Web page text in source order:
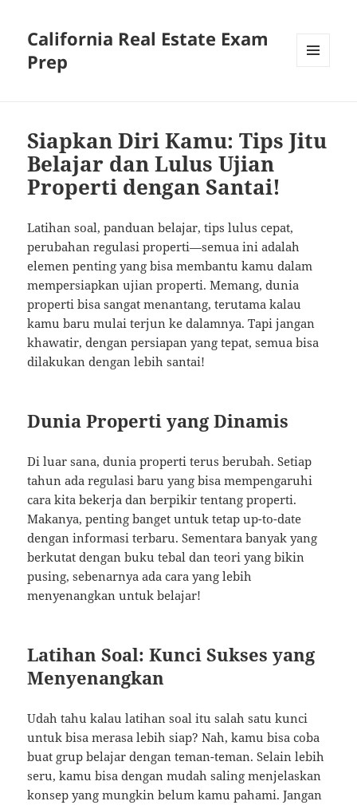
California Real Estate Exam
Prep
Siapkan Diri Kamu: Tips Jitu
Belajar dan Lulus Ujian
Properti dengan Santai!
Latihan soal, panduan belajar, tips lulus cepat,
perubahan regulasi properti—semua ini adalah
elemen penting yang bisa membantu kamu dalam
mempersiapkan ujian properti. Memang, dunia
properti bisa sangat menantang, terutama kalau
kamu baru mulai terjun ke dalamnya. Tapi jangan
khawatir, dengan persiapan yang tepat, semua bisa
dilakukan dengan lebih santai!
Dunia Properti yang Dinamis
Di luar sana, dunia properti terus berubah. Setiap
tahun ada regulasi baru yang bisa mempengaruhi
cara kita bekerja dan berpikir tentang properti.
Makanya, penting banget untuk tetap up-to-date
dengan informasi terbaru. Sementara banyak yang
berkutat dengan buku tebal dan teori yang bikin
pusing, sebenarnya ada cara yang lebih
menyenangkan untuk belajar!
Latihan Soal: Kunci Sukses yang
Menyenangkan
Udah tahu kalau latihan soal itu salah satu kunci
untuk bisa merasa lebih siap? Nah, kamu bisa coba
buat grup belajar dengan teman-teman. Selain lebih
seru, kamu bisa dengan mudah saling menjelaskan
konsep yang mungkin belum kamu pahami. Jangan